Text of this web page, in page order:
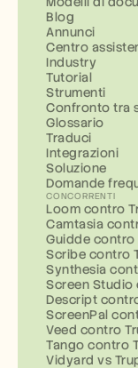
Blog
Annunci
Centro
Industry
Tutorial
Strumenti
Confronto tra
Glossario
Traduci
Integrazioni
Soluzione
Domande
CONCORRENTI
Loom contro
Camtasia
Guidde contro
Scribe contro
Synthesia
Screen Studio
Descript
ScreenPal
Veed contro
Tango contro
Vidyard vs